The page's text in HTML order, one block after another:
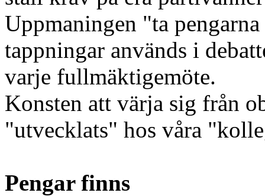
Uppmaningen "ta
tappningar används i
varje fullmäktigemöte.
Konsten att värja sig från
"utvecklats" hos våra
Pengar finns